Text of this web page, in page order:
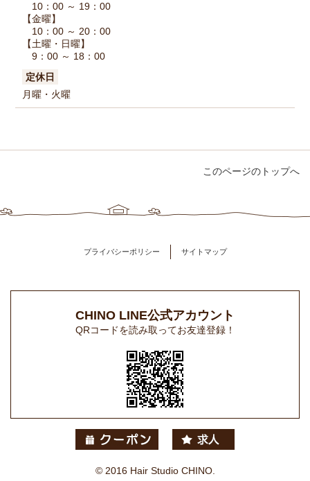
10：00 ～ 19：00
【金曜】
10：00 ～ 20：00
【土曜・日曜】
9：00 ～ 18：00
定休日
月曜・火曜
このページのトップへ
プライバシーポリシー サイトマップ
CHINO LINE公式アカウント
QRコードを読み取ってお友達登録！
© 2016 Hair Studio CHINO.